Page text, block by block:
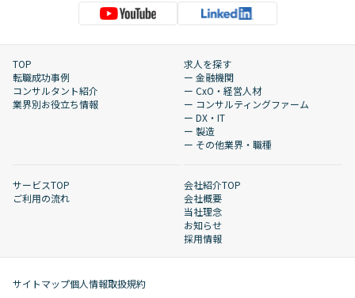
TOP
転職成功事例
コンサルタント紹介
業界別お役立ち情報
求人を探す
ー 金融機関
ー CxO・経営人材
ー コンサルティングファーム
ー DX・IT
ー 製造
ー その他業界・職種
サービスTOP
ご利用の流れ
会社紹介TOP
会社概要
当社理念
お知らせ
採用情報
サイトマップ個人情報取扱規約